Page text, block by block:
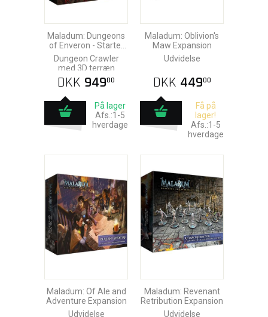
Maladum: Dungeons
of Enveron - Starter
Set
Dungeon Crawler
med 3D terræn
DKK 94900
På lager
Afs.:1-5
hverdage
Maladum: Oblivion's
Maw Expansion
Udvidelse
DKK 44900
Få på
lager!
Afs.:1-5
hverdage
Maladum: Of Ale and
Adventure Expansion
Udvidelse
Maladum: Revenant
Retribution Expansion
Udvidelse